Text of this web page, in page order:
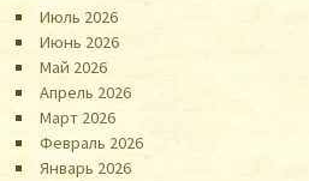
Июль 2026
Июнь 2026
Май 2026
Апрель 2026
Март 2026
Февраль 2026
Январь 2026